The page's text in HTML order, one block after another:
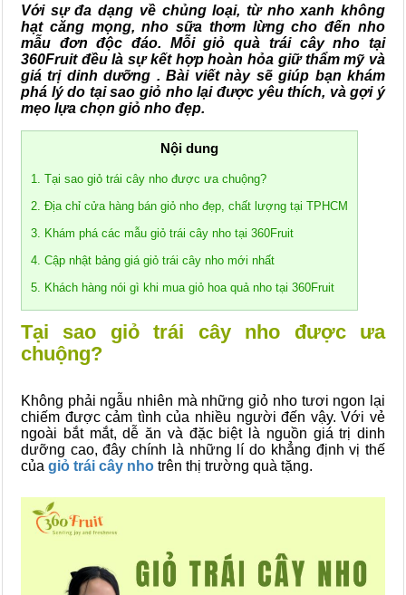
Với sự đa dạng về chủng loại, từ nho xanh không
hạt căng mọng, nho sữa thơm lừng cho đến nho
mẫu đơn độc đáo. Mỗi giỏ quà trái cây nho tại
360Fruit đều là sự kết hợp hoàn hỏa giữ thẩm mỹ và
giá trị dinh dưỡng . Bài viết này sẽ giúp bạn khám
phá lý do tại sao giỏ nho lại được yêu thích, và gợi ý
mẹo lựa chọn giỏ nho đẹp.
Nội dung
1. Tại sao giỏ trái cây nho được ưa chuộng?
2. Địa chỉ cửa hàng bán giỏ nho đẹp, chất lượng tại TPHCM
3. Khám phá các mẫu giỏ trái cây nho tại 360Fruit
4. Cập nhật bảng giá giỏ trái cây nho mới nhất
5. Khách hàng nói gì khi mua giỏ hoa quả nho tại 360Fruit
Tại sao giỏ trái cây nho được ưa
chuộng?
Không phải ngẫu nhiên mà những giỏ nho tươi ngon lại
chiếm được cảm tình của nhiều người đến vậy. Với vẻ
ngoài bắt mắt, dễ ăn và đặc biệt là nguồn giá trị dinh
dưỡng cao, đây chính là những lí do khẳng định vị thế
của giỏ trái cây nho trên thị trường quà tặng.